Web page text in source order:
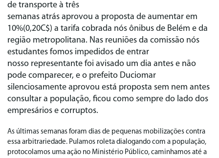
de transporte à três
semanas atrás aprovou a proposta de aumentar em
10%(0,20C$) a tarifa cobrada nós ônibus de Belém e da
região metropolitana. Nas reuniões da comissão nós
estudantes fomos impedidos de entrar
nosso representante foi avisado um dia antes e não
pode comparecer, e o prefeito Duciomar
silenciosamente aprovou está proposta sem nem antes
consultar a população, ficou como sempre do lado dos
empresários e corruptos.
As últimas semanas foram dias de pequenas mobilizações contra
essa arbitrariedade. Pulamos roleta dialogando com a população,
protocolamos uma ação no Ministério Público, caminhamos até a